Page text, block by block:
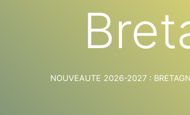
NOUVEAUTE 2026-2027 :